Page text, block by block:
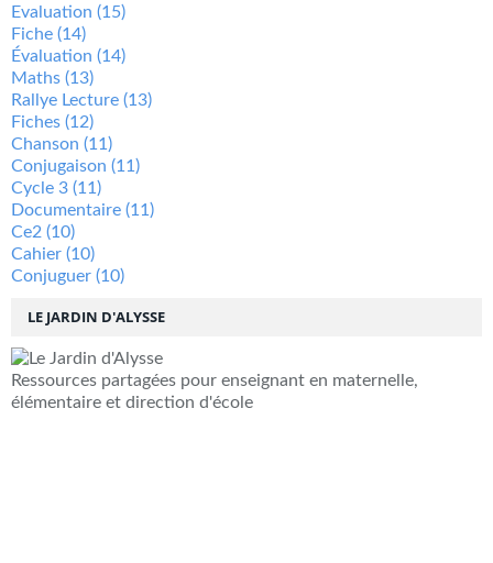
LE JARDIN D'ALYSSE
Ressources partagées pour enseignant en maternelle,
élémentaire et direction d'école
Evaluation (15)
Fiche (14)
Évaluation (14)
Maths (13)
Rallye Lecture (13)
Fiches (12)
Chanson (11)
Conjugaison (11)
Cycle 3 (11)
Documentaire (11)
Ce2 (10)
Cahier (10)
Conjuguer (10)